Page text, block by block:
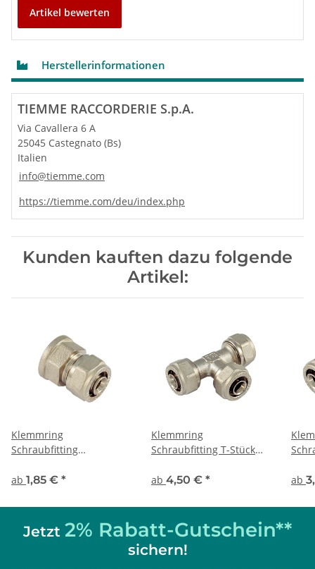
Artikel bewerten
Herstellerinformationen
TIEMME RACCORDERIE S.p.A.
Via Cavallera 6 A
25045 Castegnato (Bs)
Italien
info@tiemme.com
https://tiemme.com/deu/index.php
Kunden kauften dazu folgende
Artikel:
Klemmring
Schraubfitting
ab 1,85 € *
Klemmring
Schraubfitting T-Stück
(auch reduziert) - DVGW
ab 4,50 € *
ab
Jetzt 2% Rabatt-Gutschein**
sichern!